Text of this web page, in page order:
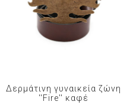
Δερμάτινη γυναικεία ζώνη
''Fire'' καφέ